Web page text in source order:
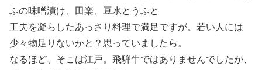
ふの味噌漬け、田楽、豆水とうふと
工夫を凝らしたあっさり料理で満足ですが。若い人には
少々物足りないかと？思っていましたら。
なるほど、そこは江戸。飛騨牛ではありませんでしたが、